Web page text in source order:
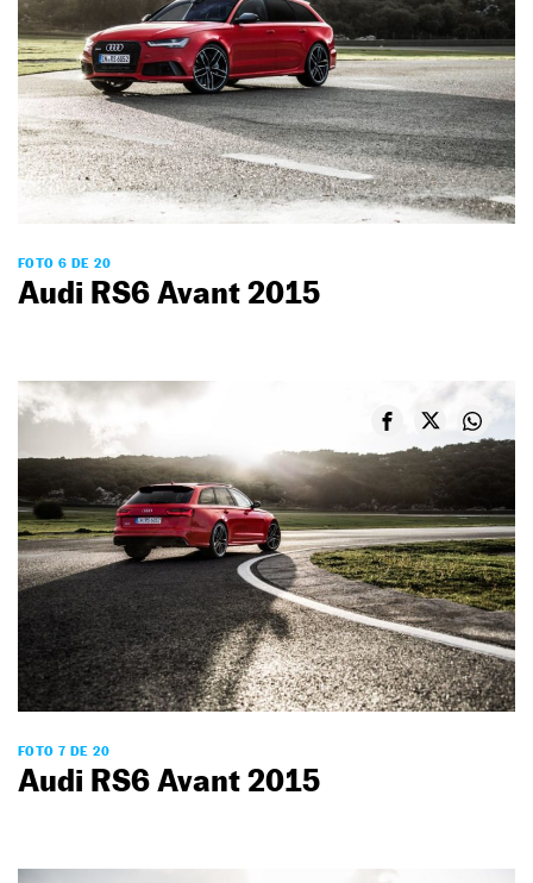
FOTO 6 DE 20
Audi RS6 Avant 2015
FOTO 7 DE 20
Audi RS6 Avant 2015